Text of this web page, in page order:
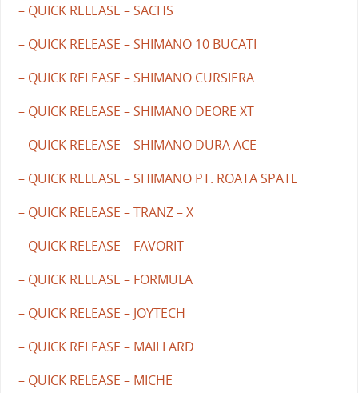
– QUICK RELEASE – SACHS
– QUICK RELEASE – SHIMANO 10 BUCATI
– QUICK RELEASE – SHIMANO CURSIERA
– QUICK RELEASE – SHIMANO DEORE XT
– QUICK RELEASE – SHIMANO DURA ACE
– QUICK RELEASE – SHIMANO PT. ROATA SPATE
– QUICK RELEASE – TRANZ – X
– QUICK RELEASE – FAVORIT
– QUICK RELEASE – FORMULA
– QUICK RELEASE – JOYTECH
– QUICK RELEASE – MAILLARD
– QUICK RELEASE – MICHE